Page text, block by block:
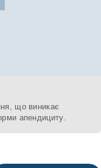
що виникає
апендициту.